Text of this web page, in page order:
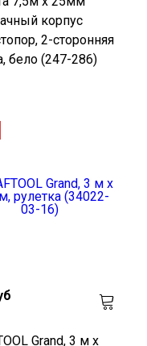
корпус
2-сторонняя
бело (247-286)
Grand, 3 м х